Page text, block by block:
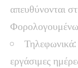
απευθύνονται
εργάσιμες